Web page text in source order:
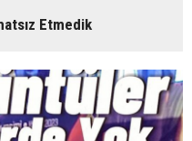
Etmedik